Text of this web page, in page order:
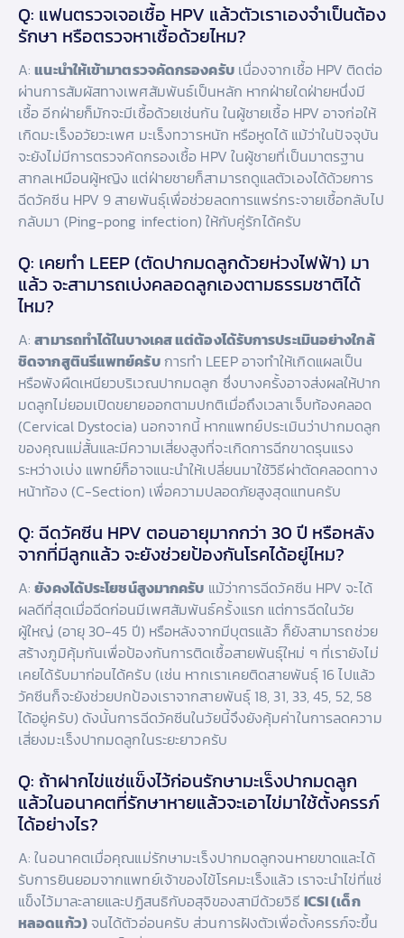
Q: แฟนตรวจเจอเชื้อ HPV แล้วตัวเราเองจำเป็นต้อง
รักษา หรือตรวจหาเชื้อด้วยไหม?
A:แนะนำให้เข้ามาตรวจคัดกรองครับเนื่องจากเชื้อ HPV ติดต่อ
ผ่านการสัมผัสทางเพศสัมพันธ์เป็นหลัก หากฝ่ายใดฝ่ายหนึ่งมี
เชื้อ อีกฝ่ายก็มักจะมีเชื้อด้วยเช่นกัน ในผู้ชายเชื้อ HPV อาจก่อให้
เกิดมะเร็งอวัยวะเพศ มะเร็งทวารหนัก หรือหูดได้ แม้ว่าในปัจจุบัน
จะยังไม่มีการตรวจคัดกรองเชื้อ HPV ในผู้ชายที่เป็นมาตรฐาน
สากลเหมือนผู้หญิง แต่ฝ่ายชายก็สามารถดูแลตัวเองได้ด้วยการ
ฉีดวัคซีน HPV 9 สายพันธุ์เพื่อช่วยลดการแพร่กระจายเชื้อกลับไป
กลับมา (Ping-pong infection) ให้กับคู่รักได้ครับ
Q: เคยทำ LEEP (ตัดปากมดลูกด้วยห่วงไฟฟ้า) มา
แล้ว จะสามารถเบ่งคลอดลูกเองตามธรรมชาติได้
ไหม?
A:สามารถทำได้ในบางเคส แต่ต้องได้รับการประเมินอย่างใกล้
ชิดจากสูตินรีแพทย์ครับการทำ LEEP อาจทำให้เกิดแผลเป็น
หรือพังผืดเหนียวบริเวณปากมดลูก ซึ่งบางครั้งอาจส่งผลให้ปาก
มดลูกไม่ยอมเปิดขยายออกตามปกติเมื่อถึงเวลาเจ็บท้องคลอด
(Cervical Dystocia) นอกจากนี้ หากแพทย์ประเมินว่าปากมดลูก
ของคุณแม่สั้นและมีความเสี่ยงสูงที่จะเกิดการฉีกขาดรุนแรง
ระหว่างเบ่ง แพทย์ก็อาจแนะนำให้เปลี่ยนมาใช้วิธีผ่าตัดคลอดทาง
หน้าท้อง (C-Section) เพื่อความปลอดภัยสูงสุดแทนครับ
Q: ฉีดวัคซีน HPV ตอนอายุมากกว่า 30 ปี หรือหลัง
จากที่มีลูกแล้ว จะยังช่วยป้องกันโรคได้อยู่ไหม?
A:ยังคงได้ประโยชน์สูงมากครับ แม้ว่าการฉีดวัคซีน HPV จะได้
ผลดีที่สุดเมื่อฉีดก่อนมีเพศสัมพันธ์ครั้งแรก แต่การฉีดในวัย
ผู้ใหญ่ (อายุ 30-45 ปี) หรือหลังจากมีบุตรแล้ว ก็ยังสามารถช่วย
สร้างภูมิคุ้มกันเพื่อป้องกันการติดเชื้อสายพันธุ์ใหม่ ๆ ที่เรายังไม่
เคยได้รับมาก่อนได้ครับ (เช่น หากเราเคยติดสายพันธุ์ 16 ไปแล้ว
วัคซีนก็จะยังช่วยปกป้องเราจากสายพันธุ์ 18, 31, 33, 45, 52, 58
ได้อยู่ครับ) ดังนั้นการฉีดวัคซีนในวัยนี้จึงยังคุ้มค่าในการลดความ
เสี่ยงมะเร็งปากมดลูกในระยะยาวครับ
Q: ถ้าฝากไข่แช่แข็งไว้ก่อนรักษามะเร็งปากมดลูก
แล้วในอนาคตที่รักษาหายแล้วจะเอาไข่มาใช้ตั้งครรภ์
ได้อย่างไร?
A: ในอนาคตเมื่อคุณแม่รักษามะเร็งปากมดลูกจนหายขาดและได้
รับการยินยอมจากแพทย์เจ้าของไข้โรคมะเร็งแล้ว เราจะนำไข่ที่แช่
แข็งไว้มาละลายและปฏิสนธิกับอสุจิของสามีด้วยวิธี ICSI (เด็ก
หลอดแก้ว)จนได้ตัวอ่อนครับ ส่วนการฝังตัวเพื่อตั้งครรภ์จะขึ้น